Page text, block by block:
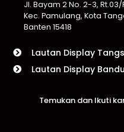
Jl. Bayam 2 No. 2-3,
Kec. Pamulang, Kota
Banten 15418
Lautan Display
Lautan Display
Temukan dan Ikuti